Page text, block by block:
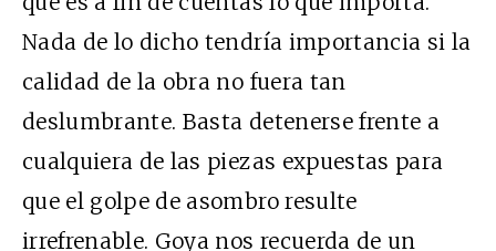
Nada de lo dicho tendría importancia si la
calidad de la obra no fuera tan
deslumbrante. Basta detenerse frente a
cualquiera de las piezas expuestas para
que el golpe de asombro resulte
irrefrenable. Goya nos recuerda de un